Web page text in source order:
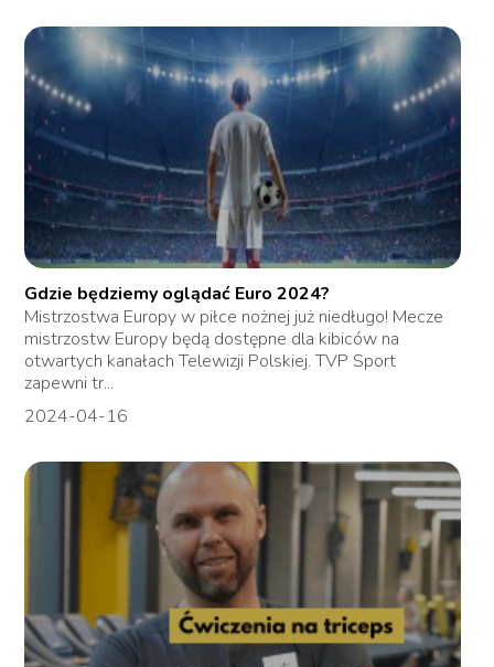
Gdzie będziemy oglądać Euro 2024?
Mistrzostwa Europy w piłce nożnej już niedługo! Mecze
mistrzostw Europy będą dostępne dla kibiców na
otwartych kanałach Telewizji Polskiej. TVP Sport
zapewni tr...
2024-04-16